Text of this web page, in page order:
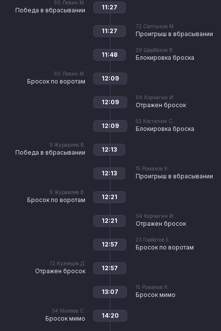
60 Левин М.
Победа в вбрасывании 11:27
72 Салтыков М.
Проигрыш в вбрасывании
11:27
29 Щербаков В.
Блокировка броска
11:48
60 Левин М.
Бросок по воротам 12:09
94 Корчагин И.
Отражен бросок
12:09
52 Костючик С.
Блокировка броска
12:09
9 Журавлев В.
Победа в вбрасывании 12:13
15 Романов К.
Проигрыш в вбрасывании
12:13
9 Журавлев В.
Бросок по воротам 12:21
94 Корчагин И.
Отражен бросок
12:21
23 Горбатов Е.
Бросок по воротам
12:57
72 Кузнецов Д.
Отражен бросок 12:57
15 Романов К.
Бросок мимо
13:07
34 Милеев С.
Бросок мимо 14:20